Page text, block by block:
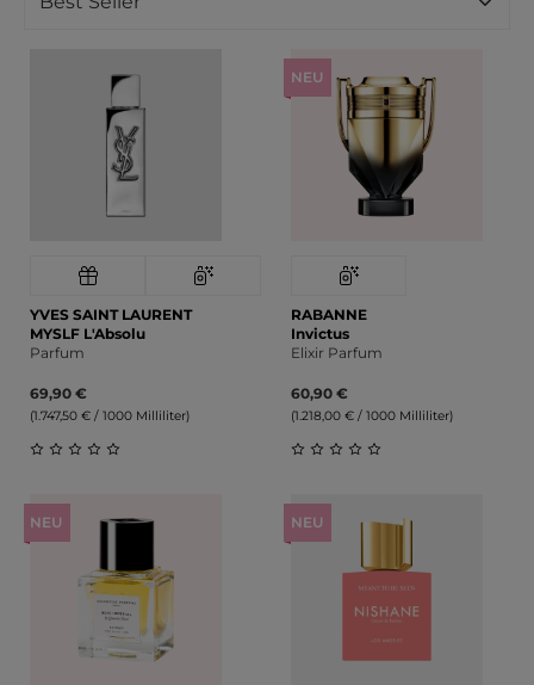
YVES SAINT LAURENT
MYSLF L'Absolu
Parfum
69,90 €
(1.747,50 € / 1000 Milliliter)
NEU
RABANNE
Invictus
Elixir Parfum
60,90 €
(1.218,00 € / 1000 Milliliter)
NEU NEU